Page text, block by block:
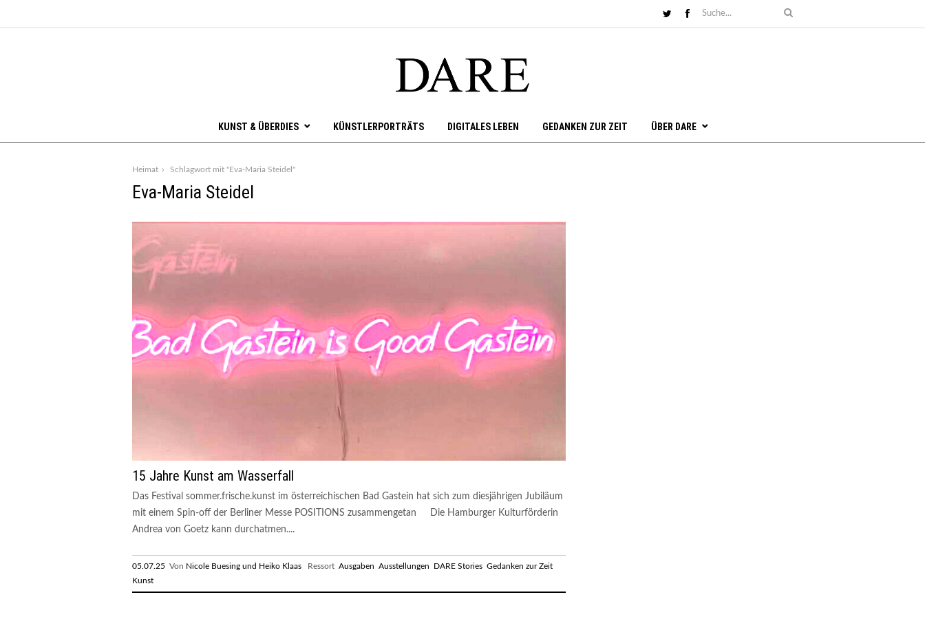
KUNST & ÜBERDIES KÜNSTLERPORTRÄTS DIGITALES LEBEN GEDANKEN ZUR ZEIT ÜBER DARE
Heimat Schlagwort mit "Eva-Maria Steidel"
Eva-Maria Steidel
15 Jahre Kunst am Wasserfall
Das Festival sommer.frische.kunst im österreichischen Bad Gastein hat sich zum diesjährigen Jubiläum
mit einem Spin-off der Berliner Messe POSITIONS zusammengetan Die Hamburger Kulturförderin
Andrea von Goetz kann durchatmen....
05.07.25 Von Nicole Buesing und Heiko Klaas Ressort Ausgaben Ausstellungen DARE Stories Gedanken zur Zeit
Kunst